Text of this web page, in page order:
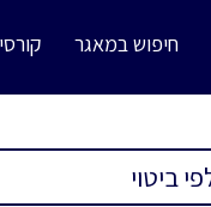
חיפוש במאגר